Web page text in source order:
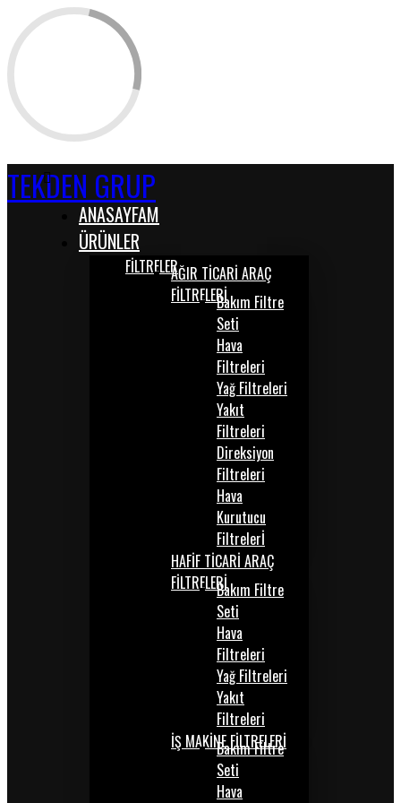
TEKDEN GRUP
ANASAYFAM
ÜRÜNLER
FİLTRELERAĞIR TİCARİ ARAÇ
FİLTRELERİBakım Filtre
Seti
Hava
Filtreleri
Yağ Filtreleri
Yakıt
Filtreleri
Direksiyon
Filtreleri
Hava
Kurutucu
Filtrelerİ
HAFİF TİCARİ ARAÇ
FİLTRELERİBakım Filtre
Seti
Hava
Filtreleri
Yağ Filtreleri
Yakıt
Filtreleri
İŞ MAKİNE FİLTRELERİ
Bakım Filtre
Seti
Hava